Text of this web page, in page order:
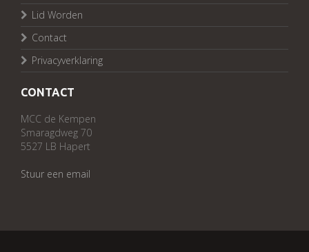
Lid Worden
Contact
Privacyverklaring
CONTACT
MCC de Kempen
Smaragdweg 70
5527 LB Hapert
Stuur een email